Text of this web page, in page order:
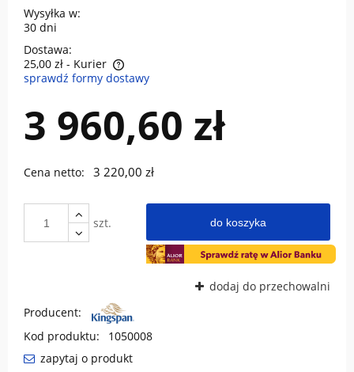
Wysyłka w:
30 dni
Dostawa:
25,00 zł - Kurier
Cena nie zawiera ewentualnych kosztów płatności
sprawdź formy dostawy
3 960,60 zł
Cena netto: 3 220,00 zł
szt. do koszyka
dodaj do przechowalni
Producent:
Kod produktu:
1050008
zapytaj o produkt